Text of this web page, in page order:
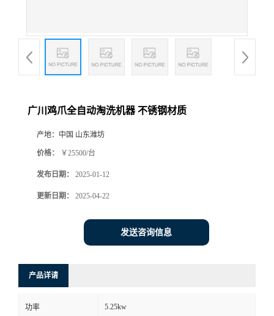
广川鸡爪全自动淘洗机器 不锈钢材质
产地： 中国 山东潍坊
价格： ￥25500/台
发布日期： 2025-01-12
更新日期： 2025-04-22
发送咨询信息
产品详请
功率 5.25kw